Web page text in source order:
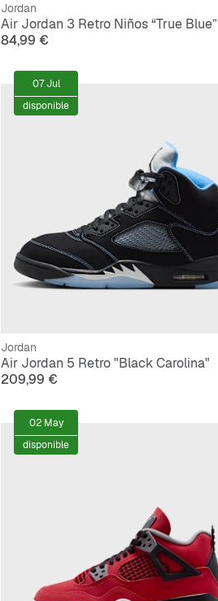
Jordan
Air Jordan 3 Retro Niños “True Blue”
84,99 €
Jordan
Air Jordan 5 Retro "Black Carolina"
209,99 €
07 Jul
disponible
02 May
disponible